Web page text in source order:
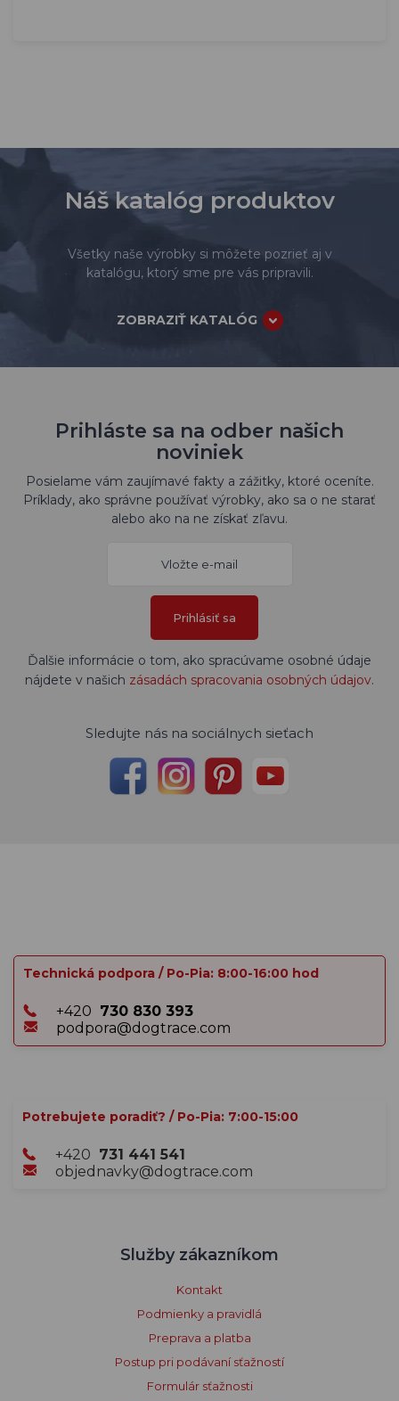
Náš katalóg produktov
Všetky naše výrobky si môžete pozrieť aj v
katalógu, ktorý sme pre vás pripravili.
ZOBRAZIŤ KATALÓG
Prihláste sa na odber našich
noviniek
Posielame vám zaujímavé fakty a zážitky, ktoré oceníte.
Príklady, ako správne používať výrobky, ako sa o ne starať
alebo ako na ne získať zľavu.
Prihlásiť sa
Ďalšie informácie o tom, ako spracúvame osobné údaje
nájdete v našich zásadách spracovania osobných údajov.
Sledujte nás na sociálnych sieťach
Technická podpora / Po-Pia: 8:00-16:00 hod
+420 730 830 393
podpora@dogtrace.com
Potrebujete poradiť? / Po-Pia: 7:00-15:00
+420 731 441 541
objednavky@dogtrace.com
Služby zákazníkom
Kontakt
Podmienky a pravidlá
Preprava a platba
Postup pri podávaní sťažností
Formulár sťažnosti